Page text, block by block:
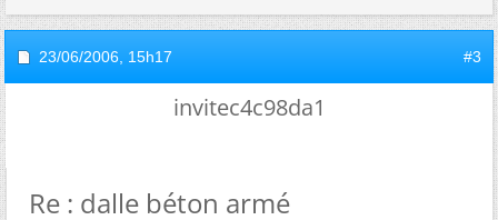
23/06/2006, 15h17 #3
invitec4c98da1
Re : dalle béton armé